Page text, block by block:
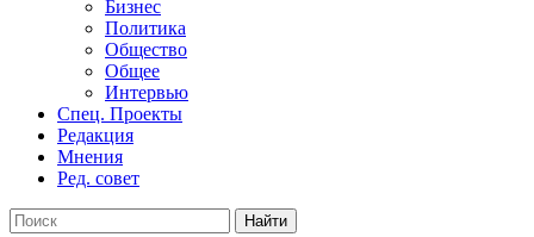
Бизнес
Политика
Общество
Общее
Интервью
Спец. Проекты
Редакция
Мнения
Ред. совет